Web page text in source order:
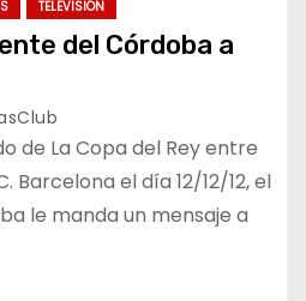
TELEVISIÓN
del Córdoba a
de La Copa del Rey entre
Barcelona el día 12/12/12, el
le manda un mensaje a